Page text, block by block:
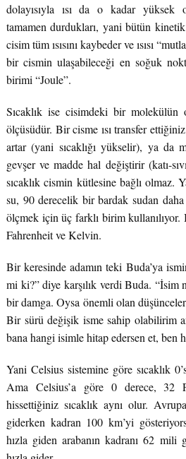
dolayısıyla ısı da o kadar yüksek
tamamen durdukları, yani bütün
cisim tüm ısısını kaybeder ve ısısı
bir cismin ulaşabileceği en soğuk
birimi “Joule”.
Sıcaklık ise cisimdeki bir molekülün
ölçüsüdür. Bir cisme ısı transfer
artar (yani sıcaklığı yükselir), ya da
gevşer ve madde hal değiştirir (katı-
sıcaklık cismin kütlesine bağlı
su, 90 derecelik bir bardak sudan daha
ölçmek için üç farklı birim kullanılıyor.
Fahrenheit ve Kelvin.
Bir keresinde adamın teki Buda’ya
mi ki?” diye karşılık verdi Buda. “İsim
bir damga. Oysa önemli olan
Bir sürü değişik isme sahip olabilirim
bana hangi isimle hitap edersen et, ben
Yani Celsius sistemine göre sıcaklık
Ama Celsius’a göre 0 derece, 32
hissettiğiniz sıcaklık aynı olur.
giderken kadran 100 km’yi
hızla giden arabanın kadranı 62 mili